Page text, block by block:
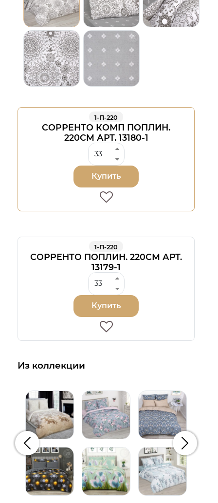
1-П-220
СОРРЕНТО КОМП ПОПЛИН.
220СМ АРТ. 13180-1
Купить
1-П-220
СОРРЕНТО ПОПЛИН. 220СМ АРТ.
13179-1
Купить
Из коллекции
Предыдущий